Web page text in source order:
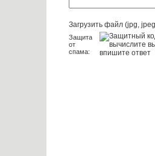
Загрузить файл (jpg,
Защита
от
спама: